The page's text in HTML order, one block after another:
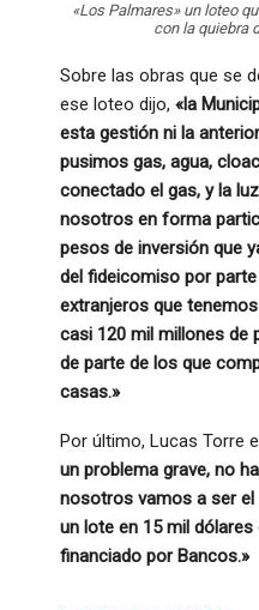
«Los Palmares» un loteo
con la quiebra
Sobre las obras que se
ese loteo dijo, «la
esta gestión ni la
pusimos gas, agua,
conectado el gas, y la
nosotros en forma
pesos de inversión que
del fideicomiso por
extranjeros que
casi 120 mil millones de
de parte de los que
casas.»
Por último, Lucas Torre
un problema grave, no
nosotros vamos a ser el
un lote en 15 mil
financiado por Bancos.»